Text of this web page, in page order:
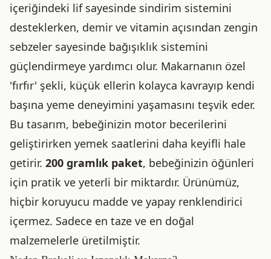
içeriğindeki lif sayesinde sindirim sistemini
desteklerken, demir ve vitamin açısından zengin
sebzeler sayesinde bağışıklık sistemini
güçlendirmeye yardımcı olur. Makarnanın özel
'fırfır' şekli, küçük ellerin kolayca kavrayıp kendi
başına yeme deneyimini yaşamasını teşvik eder.
Bu tasarım, bebeğinizin motor becerilerini
geliştirirken yemek saatlerini daha keyifli hale
getirir. 200 gramlık paket, bebeğinizin öğünleri
için pratik ve yeterli bir miktardır. Ürünümüz,
hiçbir koruyucu madde ve yapay renklendirici
içermez. Sadece en taze ve en doğal
malzemelerle üretilmiştir.